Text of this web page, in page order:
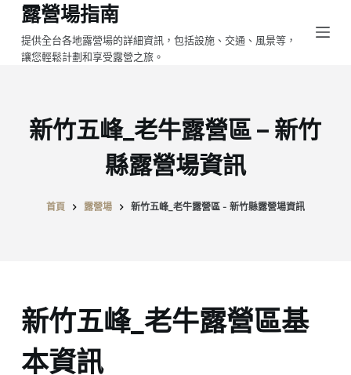
跳
至
主
露營場指南
提供全台各地露營場的詳細資訊，包括設施、交通、風景等，
讓您輕鬆計劃和享受露營之旅。
新竹五峰_老牛露營區 – 新竹
縣露營場資訊
首頁 露營場 新竹五峰_老牛露營區 - 新竹縣露營場資訊
新竹五峰_老牛露營區基
本資訊